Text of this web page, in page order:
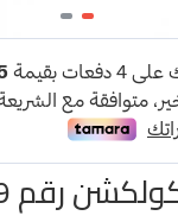
رقم 1049 - 25مل